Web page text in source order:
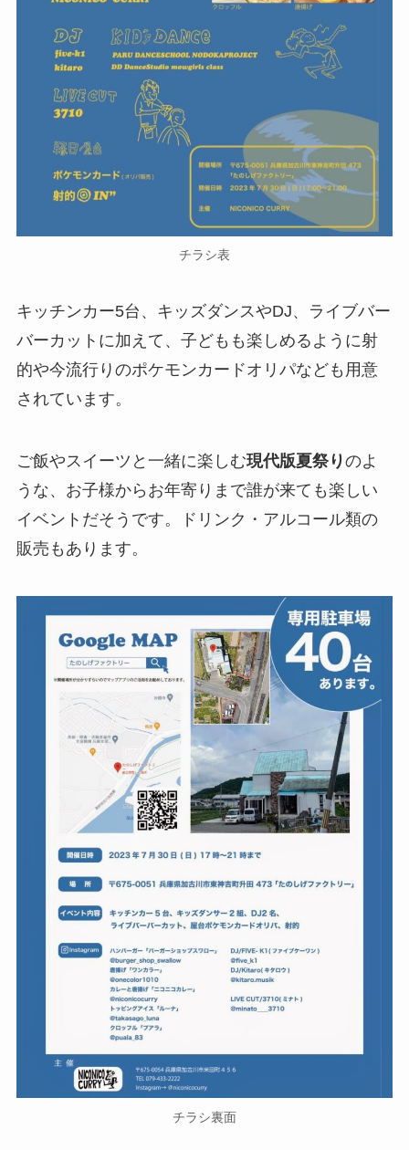
チラシ表
キッチンカー5台、キッズダンスやDJ、ライブバー
バーカットに加えて、子どもも楽しめるように射
的や今流行りのポケモンカードオリパなども用意
されています。
ご飯やスイーツと一緒に楽しむ現代版夏祭りのよ
うな、お子様からお年寄りまで誰が来ても楽しい
イベントだそうです。ドリンク・アルコール類の
販売もあります。
チラシ裏面